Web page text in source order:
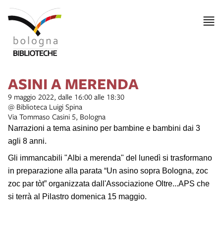
ASINI A MERENDA
9 maggio 2022, dalle 16:00 alle 18:30
@ Biblioteca Luigi Spina
Via Tommaso Casini 5, Bologna
Narrazioni a tema asinino per bambine e bambini dai 3
agli 8 anni.
Gli immancabili "Albi a merenda" del lunedì si trasformano
in preparazione alla parata “Un asino sopra Bologna, zoc
zoc par tòt” organizzata dall'Associazione Oltre...APS che
si terrà al Pilastro domenica 15 maggio.